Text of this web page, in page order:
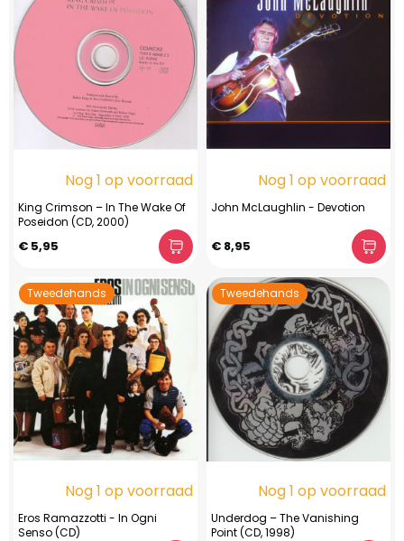
Nog 1 op voorraad
King Crimson – In The Wake Of
Poseidon (CD, 2000)
€ 5,95
Nog 1 op voorraad
John McLaughlin - Devotion
€ 8,95
Tweedehands
Nog 1 op voorraad
Eros Ramazzotti - In Ogni
Senso (CD)
Tweedehands
Nog 1 op voorraad
Underdog – The Vanishing
Point (CD, 1998)